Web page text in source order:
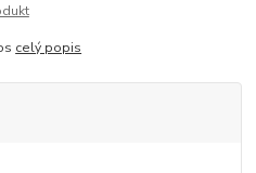
celý popis